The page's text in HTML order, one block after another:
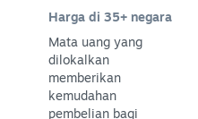
Harga di 35+ negara
Mata uang yang
dilokalkan
memberikan
kemudahan
pembelian bagi